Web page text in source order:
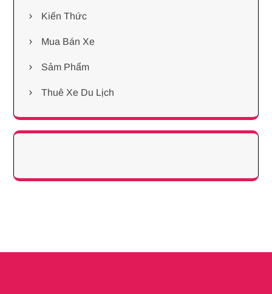
Kiến Thức
Mua Bán Xe
Sảm Phẩm
Thuê Xe Du Lịch